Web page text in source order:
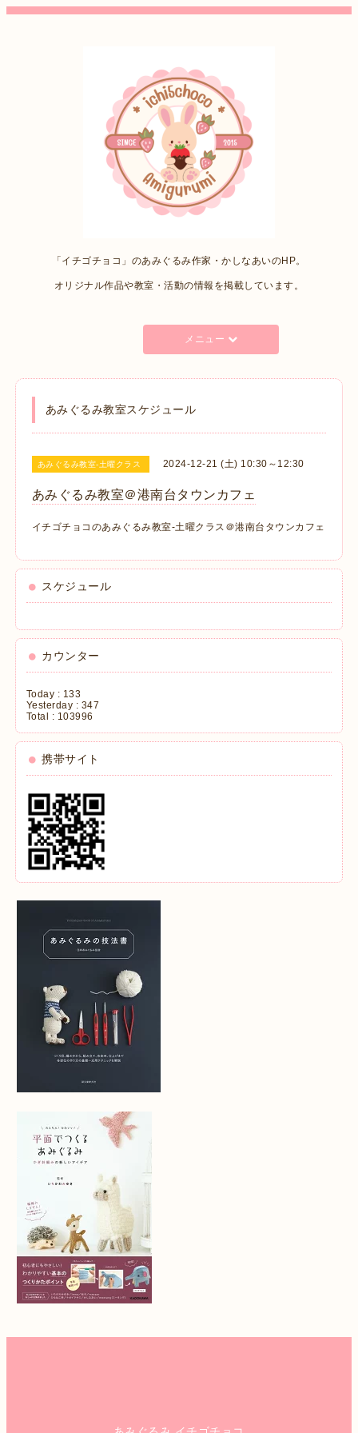
「イチゴチョコ」のあみぐるみ作家・かしなあいのHP。
オリジナル作品や教室・活動の情報を掲載しています。
メニュー
あみぐるみ教室スケジュール
あみぐるみ教室-土曜クラス 2024-12-21 (土) 10:30～12:30
あみぐるみ教室＠港南台タウンカフェ
イチゴチョコのあみぐるみ教室-土曜クラス＠港南台タウンカフェ
スケジュール
カウンター
Today : 133
Yesterday : 347
Total : 103996
携帯サイト